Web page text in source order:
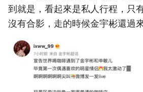
到就是，看起來是私人行程，只
沒有合影，走的時候金宇彬還過